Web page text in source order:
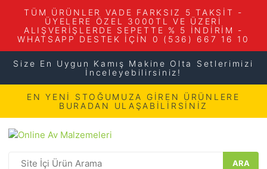
TÜM ÜRÜNLER VADE FARKSIZ 5 TAKSİT -
ÜYELERE ÖZEL 3000TL VE ÜZERİ
ALIŞVERİŞLERDE SEPETTE % 5 İNDİRİM -
WHATSAPP DESTEK İÇİN 0 (536) 667 16 10
Size En Uygun Kamış Makine Olta Setlerimizi
İnceleyebilirsiniz!
EN YENİ STOĞUMUZA GİREN ÜRÜNLERE
BURADAN ULAŞABİLİRSİNİZ
ARA